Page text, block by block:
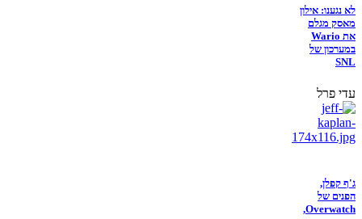
לא נגענו: אילון
מאסק מגלם
את Wario
במערכון של
SNL
עדי פרל
ג'ף קפלן,
הפנים של
Overwatch,